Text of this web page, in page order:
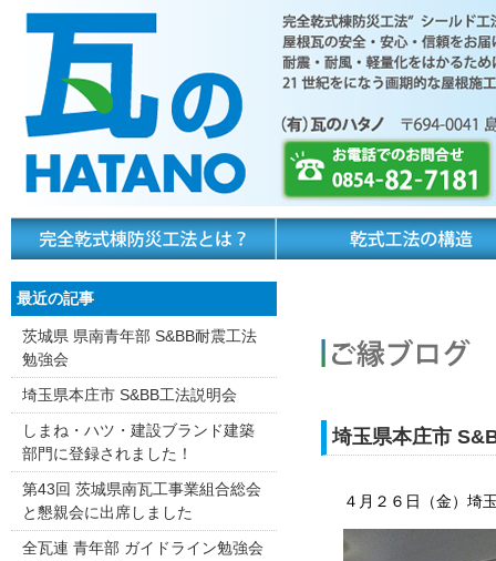
埼玉県本庄市
４月２６日（金）埼
最近の記事
茨城県 県南青年部 S&BB耐震工法
勉強会
埼玉県本庄市 S&BB工法説明会
しまね・ハツ・建設ブランド建築
部門に登録されました！
第43回 茨城県南瓦工事業組合総会
と懇親会に出席しました
全瓦連 青年部 ガイドライン勉強会